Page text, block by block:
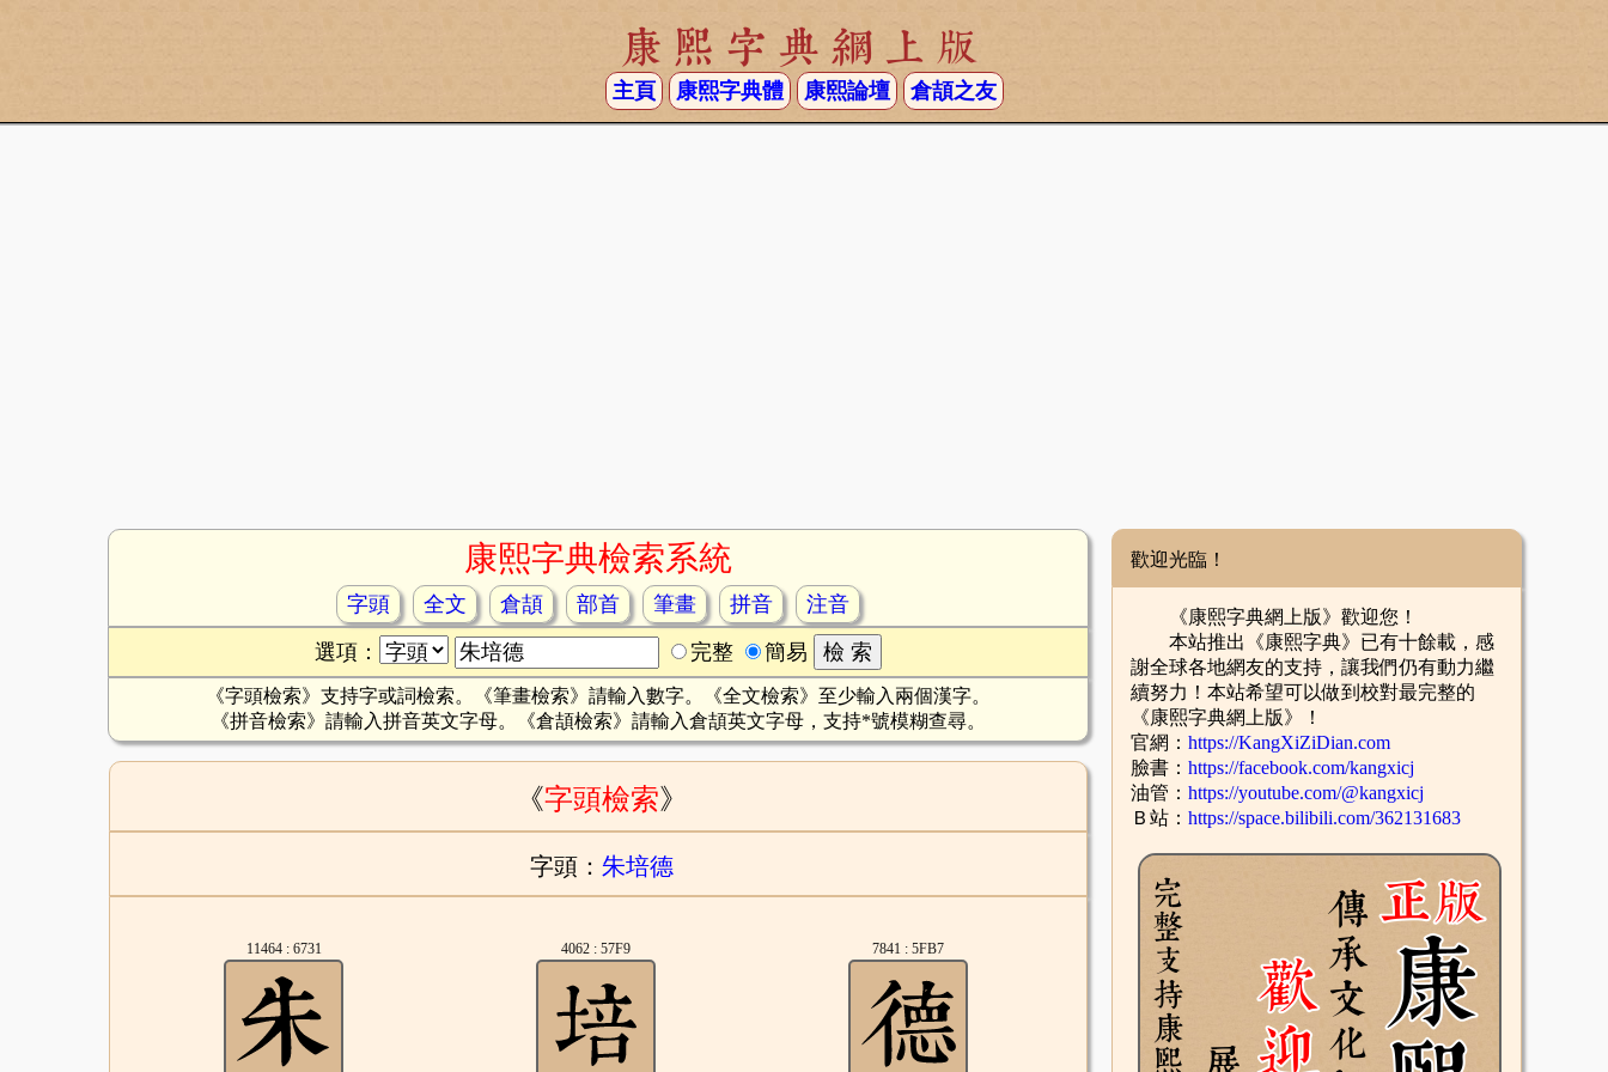
康熙字典網上版
主頁 康熙字典體 康熙論壇 倉頡之友
康熙字典檢索系統
字頭 全文 倉頡 部首 筆畫 拼音
注音
選項：
完整 簡易
《字頭檢索》支持字或詞檢索。《筆畫檢索》請輸入數字。《全文檢索》至少輸入兩個漢字。
《拼音檢索》請輸入拼音英文字母。《倉頡檢索》請輸入倉頡英文字母，支持*號模糊查尋。
《字頭檢索》
字頭： 朱培德
11464 : 6731 4062 : 57F9 7841 : 5FB7
歡迎光臨！
《康熙字典網上版》歡迎您！
本站推出《康熙字典》已有十餘載，感
謝全球各地網友的支持，讓我們仍有動力繼
續努力！本站希望可以做到校對最完整的
《康熙字典網上版》！
官網： https://KangXiZiDian.com
臉書： https://facebook.com/kangxicj
油管： https://youtube.com/@kangxicj
Ｂ站： https://space.bilibili.com/362131683